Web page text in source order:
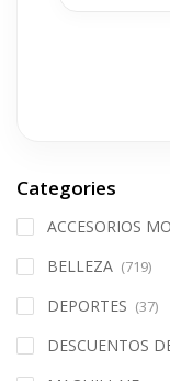
Categories
ACCESORIOS
BELLEZA (719)
DEPORTES (37)
DESCUENTOS